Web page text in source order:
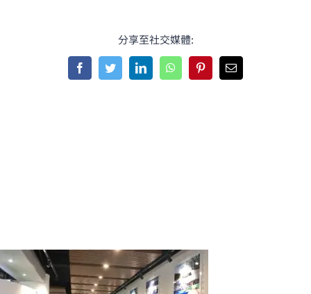
分享至社交媒體:
FacebookTwitterLinkedInWhatsAppPinterestEmail